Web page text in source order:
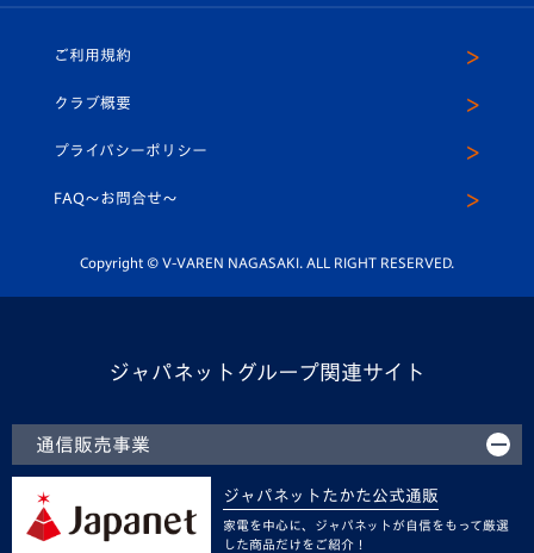
ホームタウン
平和祈念活動
ホームタウン活動
U-18
スクール
ヴィヴィくんインスタグラム
公式LINE＠
ご利用規約
クラブ概要
プライバシーポリシー
FAQ〜お問合せ〜
Copyright © V-VAREN NAGASAKI. ALL RIGHT RESERVED.
ジャパネットグループ関連サイト
通信販売事業
ジャパネットたかた公式通販
家電を中心に、ジャパネットが自信をもって厳選
した商品だけをご紹介！